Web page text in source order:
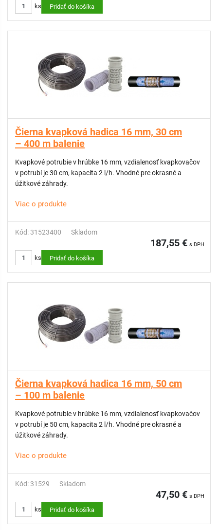
ks Pridať do košíka
Čierna kvapková hadica 16 mm, 30 cm
– 400 m balenie
Kvapkové potrubie v hrúbke 16 mm, vzdialenosť kvapkovačov
v potrubí je 30 cm, kapacita 2 l/h. Vhodné pre okrasné a
úžitkové záhrady.
Viac o produkte
Kód: 31523400 Skladom
187,55 € s DPH
ks Pridať do košíka
Čierna kvapková hadica 16 mm, 50 cm
– 100 m balenie
Kvapkové potrubie v hrúbke 16 mm, vzdialenosť kvapkovačov
v potrubí je 50 cm, kapacita 2 l/h. Vhodné pre okrasné a
úžitkové záhrady.
Viac o produkte
Kód: 31529 Skladom
47,50 € s DPH
ks Pridať do košíka